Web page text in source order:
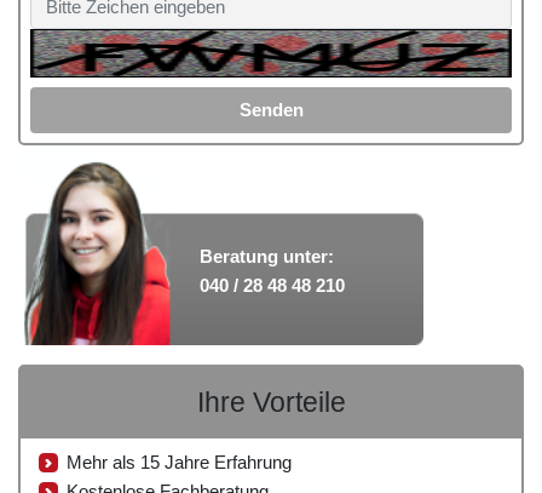
Senden
Beratung unter:
040 / 28 48 48 210
Ihre Vorteile
Mehr als 15 Jahre Erfahrung